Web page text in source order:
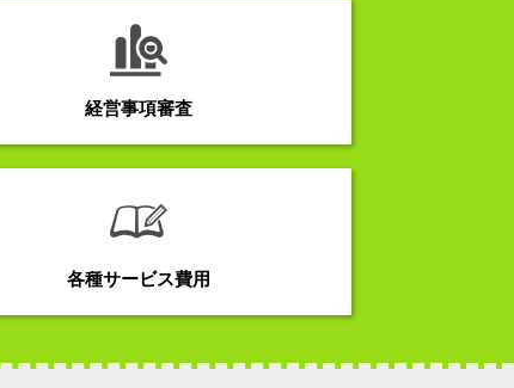
経営事項審査
各種サービス費用